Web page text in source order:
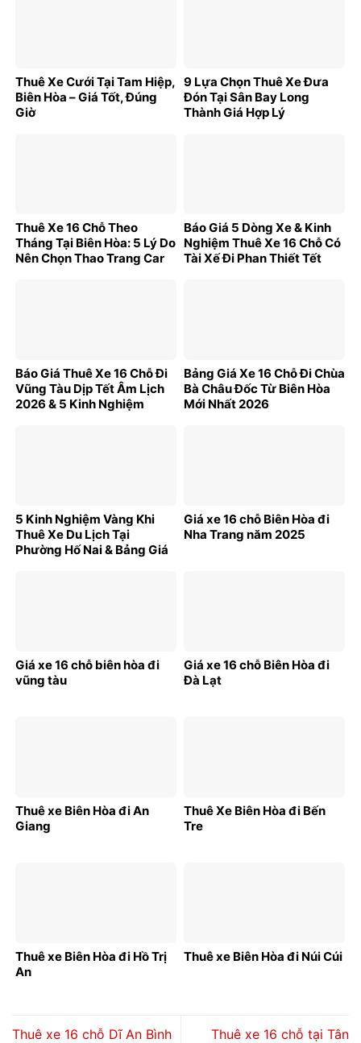
Thuê Xe Cưới Tại Tam Hiệp,
Biên Hòa – Giá Tốt, Đúng
Giờ
9 Lựa Chọn Thuê Xe Đưa
Đón Tại Sân Bay Long
Thành Giá Hợp Lý
Thuê Xe 16 Chỗ Theo
Tháng Tại Biên Hòa: 5 Lý Do
Nên Chọn Thao Trang Car
Báo Giá 5 Dòng Xe & Kinh
Nghiệm Thuê Xe 16 Chỗ Có
Tài Xế Đi Phan Thiết Tết
Báo Giá Thuê Xe 16 Chỗ Đi
Vũng Tàu Dịp Tết Âm Lịch
2026 & 5 Kinh Nghiệm
Bảng Giá Xe 16 Chỗ Đi Chùa
Bà Châu Đốc Từ Biên Hòa
Mới Nhất 2026
5 Kinh Nghiệm Vàng Khi
Thuê Xe Du Lịch Tại
Phường Hố Nai & Bảng Giá
Giá xe 16 chỗ Biên Hòa đi
Nha Trang năm 2025
Giá xe 16 chỗ biên hòa đi
vũng tàu
Giá xe 16 chỗ Biên Hòa đi
Đà Lạt
Thuê xe Biên Hòa đi An
Giang
Thuê Xe Biên Hòa đi Bến
Tre
Thuê xe Biên Hòa đi Hồ Trị
An
Thuê xe Biên Hòa đi Núi Cúi
Thuê xe 16 chỗ Dĩ An Bình
Thuê xe 16 chỗ tại Tân